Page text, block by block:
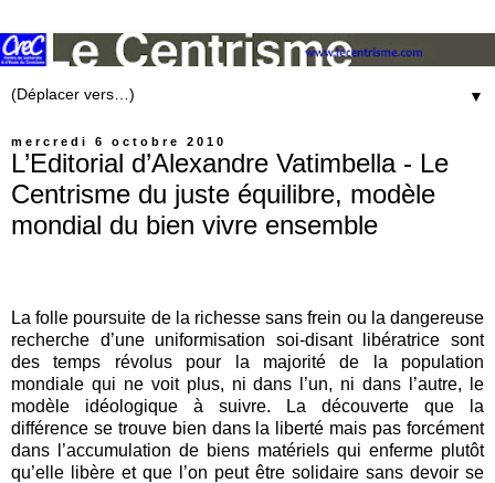
▼
mercredi 6 octobre 2010
L’Editorial d’Alexandre Vatimbella - Le
Centrisme du juste équilibre, modèle
mondial du bien vivre ensemble
La folle poursuite de la richesse sans frein ou la dangereuse
recherche d’une uniformisation soi-disant libératrice sont
des temps révolus pour la majorité de la population
mondiale qui ne voit plus, ni dans l’un, ni dans l’autre, le
modèle idéologique à suivre. La découverte que la
différence se trouve bien dans la liberté mais pas forcément
dans l’accumulation de biens matériels qui enferme plutôt
qu’elle libère et que l’on peut être solidaire sans devoir se